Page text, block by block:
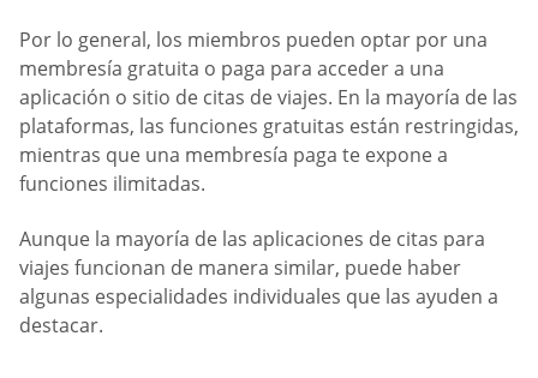
Por lo general, los miembros pueden optar por una
membresía gratuita o paga para acceder a una
aplicación o sitio de citas de viajes. En la mayoría de las
plataformas, las funciones gratuitas están restringidas,
mientras que una membresía paga te expone a
funciones ilimitadas.
Aunque la mayoría de las aplicaciones de citas para
viajes funcionan de manera similar, puede haber
algunas especialidades individuales que las ayuden a
destacar.